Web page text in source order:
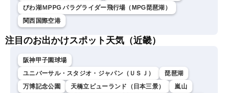
びわ湖ＭPPG パラグライダー飛行場（MPG琵琶湖）
関西国際空港
注目のお出かけスポット天気（近畿）
阪神甲子園球場
ユニバーサル・スタジオ・ジャパン（ＵＳＪ）
琵琶湖
万博記念公園
天橋立ビューランド（日本三景）
嵐山